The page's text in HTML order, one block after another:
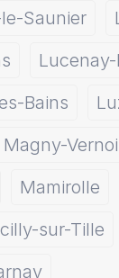
Saunier
Bains
Magny-
Mamirolle
sur-Tille